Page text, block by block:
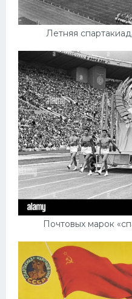
Летняя
Почтовых марок